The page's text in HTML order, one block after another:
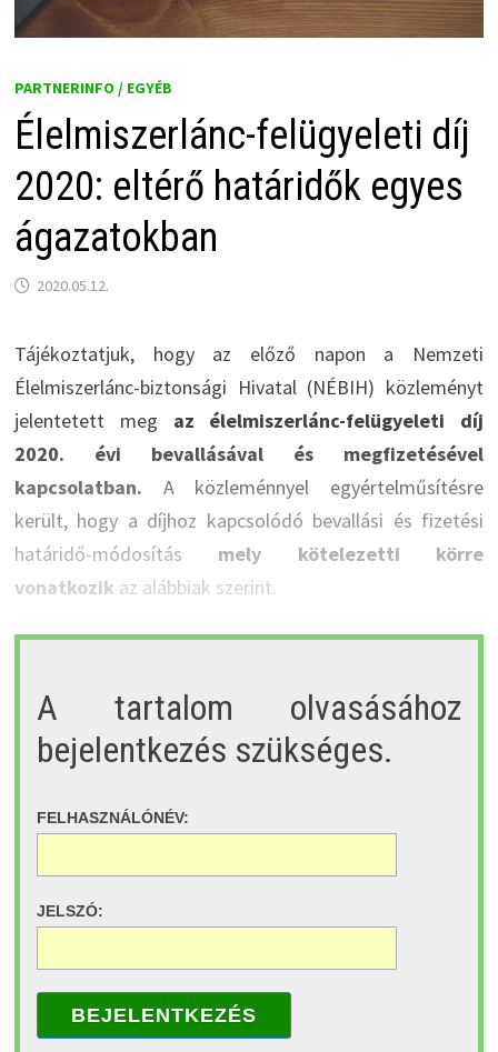
PARTNERINFO / EGYÉB
Élelmiszerlánc-felügyeleti díj
2020: eltérő határidők egyes
ágazatokban
2020.05.12.
Tájékoztatjuk, hogy az előző napon a Nemzeti
Élelmiszerlánc-biztonsági Hivatal (NÉBIH) közleményt
jelentetett meg az élelmiszerlánc-felügyeleti díj
2020. évi bevallásával és megfizetésével
kapcsolatban. A közleménnyel egyértelműsítésre
került, hogy a díjhoz kapcsolódó bevallási és fizetési
határidő-módosítás mely kötelezetti körre
vonatkozik az alábbiak szerint.
A tartalom olvasásához
bejelentkezés szükséges.
FELHASZNÁLÓNÉV:
JELSZÓ:
BEJELENTKEZÉS